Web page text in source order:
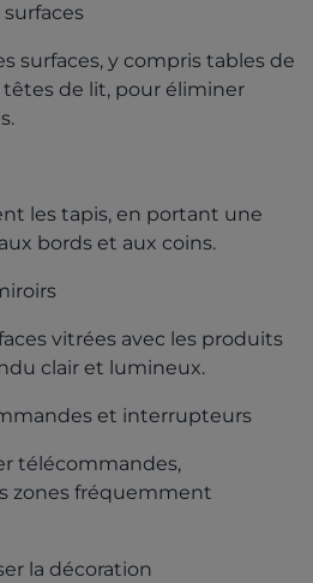
surfaces, y compris tables de
de lit, pour éliminer
les tapis, en portant une
bords et aux coins.
vitrées avec les produits
clair et lumineux.
et interrupteurs
télécommandes,
zones fréquemment
la décoration